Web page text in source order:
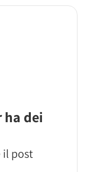
dei
il post